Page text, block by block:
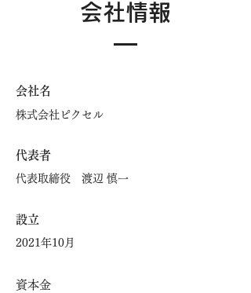
会社情報
会社名
株式会社ピクセル
​代表者
代表取締役 渡辺 慎一
設立
2021年10月
資本金